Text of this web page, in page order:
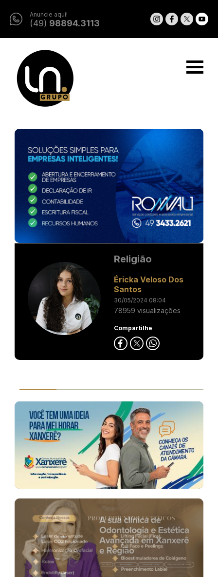
Anuncie aqui!
(49) 98894.3113
Religião
Éricka Veloso Dos
Santos
30/05/2024 08:04
78959 visualizações
Compartilhe